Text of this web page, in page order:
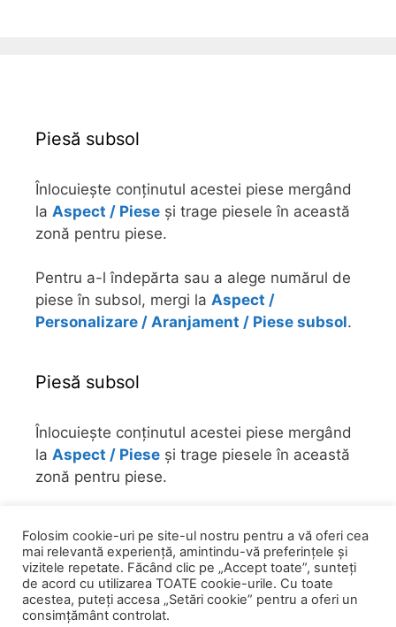
Piesă subsol
Înlocuiește conținutul acestei piese mergând
la Aspect / Piese și trage piesele în această
zonă pentru piese.
Pentru a-l îndepărta sau a alege numărul de
piese în subsol, mergi la Aspect /
Personalizare / Aranjament / Piese subsol.
Piesă subsol
Înlocuiește conținutul acestei piese mergând
la Aspect / Piese și trage piesele în această
zonă pentru piese.
piese în subsol, mergi laAspect /
Personalizare / Aranjament / Piese subsol.
Folosim cookie-uri pe site-ul nostru pentru a vă oferi cea
mai relevantă experiență, amintindu-vă preferințele și
vizitele repetate. Făcând clic pe „Accept toate”, sunteți
de acord cu utilizarea TOATE cookie-urile. Cu toate
acestea, puteți accesa „Setări cookie” pentru a oferi un
consimțământ controlat.